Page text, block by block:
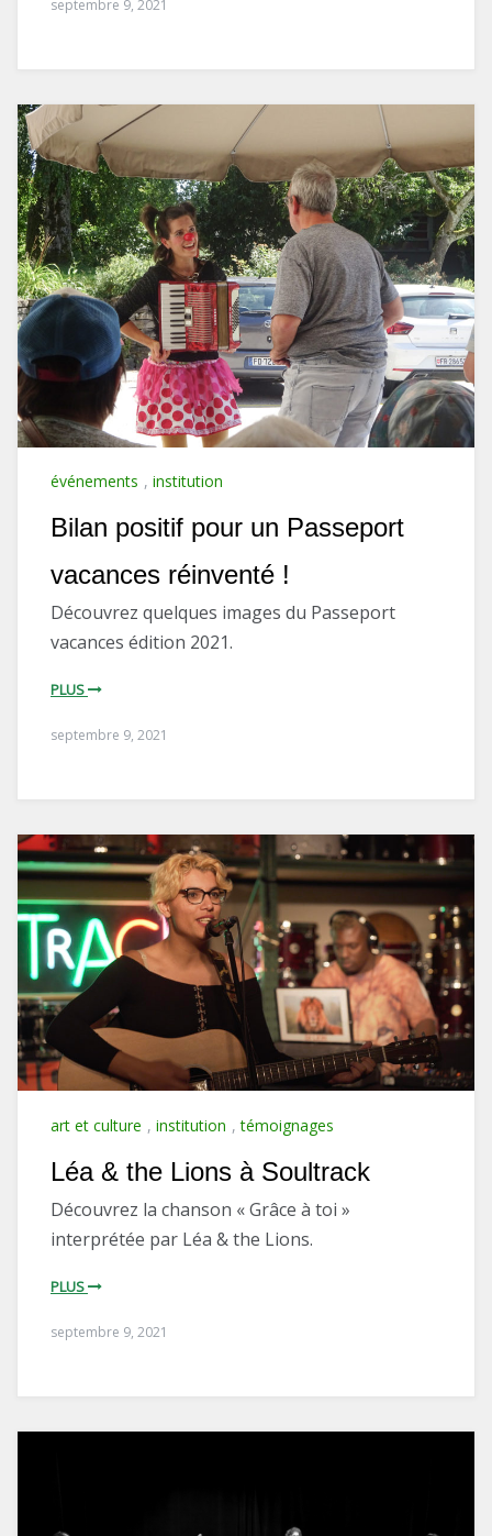
septembre 9, 2021
événements , institution
Bilan positif pour un Passeport
vacances réinventé !
Découvrez quelques images du Passeport
vacances édition 2021.
PLUS
septembre 9, 2021
art et culture , institution ,témoignages
Léa & the Lions à Soultrack
Découvrez la chanson « Grâce à toi »
interprétée par Léa & the Lions.
PLUS
septembre 9, 2021